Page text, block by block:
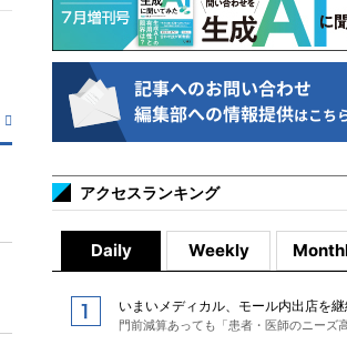
アクセスランキング
Daily Weekly
いまいメディカル、モール内出店を
門前減算あっても「患者・医師のニーズ高